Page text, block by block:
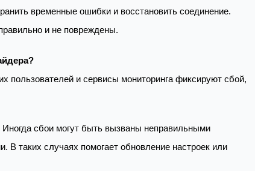
временные ошибки и восстановить соединение.
и не повреждены.
пользователей и сервисы мониторинга фиксируют сбой,
сбои могут быть вызваны неправильными
таких случаях помогает обновление настроек или